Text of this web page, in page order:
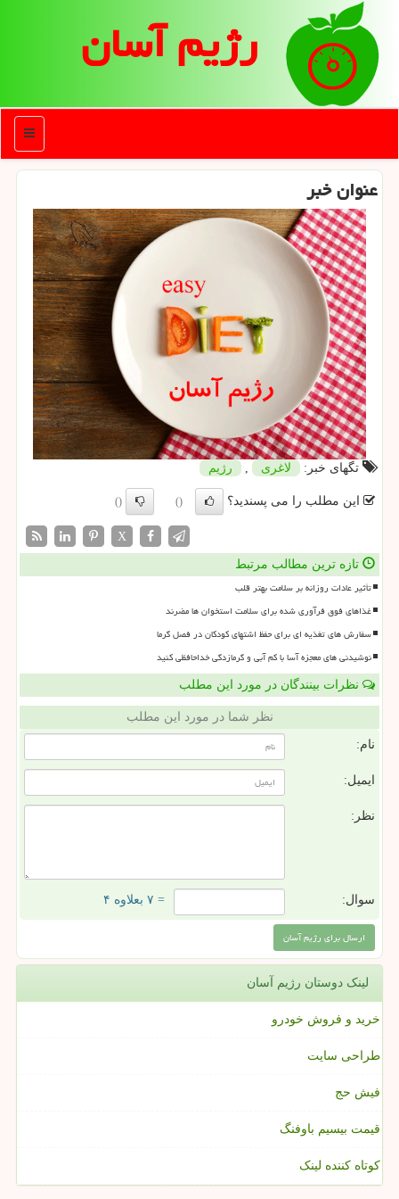
رژیم آسان
منو
عنوان خبر
تگهای خبر: لاغری رژیم
این مطلب را می پسندید؟ ()
()
X
تازه ترین مطالب مرتبط
تأثیر عادات روزانه بر سلامت بهتر قلب
غذاهای فوق فرآوری شده برای سلامت استخوان ها مضرند
سفارش های تغذیه ای برای حفظ اشتهای کودکان در فصل گرما
نوشیدنی های معجزه آسا با کم آبی و گرمازدگی خداحافظی کنید
نظرات بینندگان در مورد این مطلب
نظر شما در مورد این مطلب
نام:
ایمیل:
نظر:
سوال: = ۷ بعلاوه ۴
لینک دوستان رژیم آسان
خرید و فروش خودرو
طراحی سایت
فیش حج
قیمت بیسیم باوفنگ
کوتاه کننده لینک